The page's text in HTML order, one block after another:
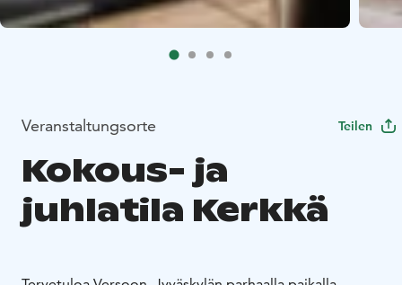
Veranstaltungsorte Teilen
Kokous- ja
juhlatila Kerkkä